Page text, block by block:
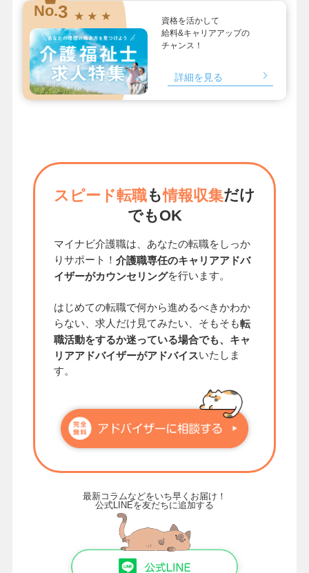
No.3 ★ ★ ★
資格を活かして
給料&キャリアアップの
チャンス！
詳細を見る
スピード転職も情報収集だけ
でもOK
マイナビ介護職は、あなたの転職をしっか
りサポート！ 介護職専任のキャリアアドバ
イザーがカウンセリングを行います。
はじめての転職で何から進めるべきかわか
らない、求人だけ見てみたい、そもそも転
職活動をするか迷っている場合でも、キャ
リアアドバイザーがアドバイスいたしま
す。
最新コラムなどをいち早くお届け！
公式LINEを友だちに追加する